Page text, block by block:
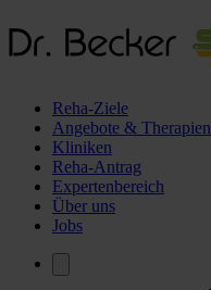
Reha-Ziele
Angebote & Therapien
Kliniken
Reha-Antrag
Expertenbereich
Über uns
Jobs